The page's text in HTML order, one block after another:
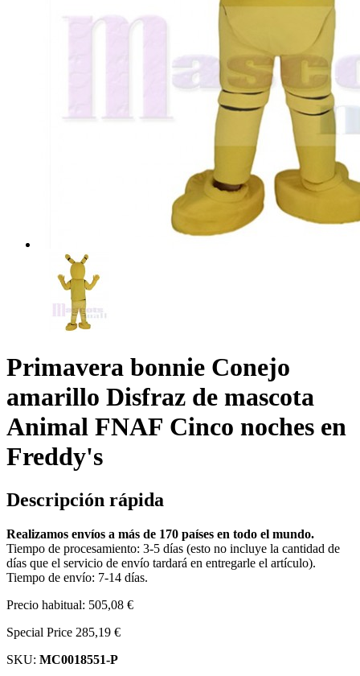
Primavera bonnie Conejo
amarillo Disfraz de mascota
Animal FNAF Cinco noches en
Freddy's
Descripción rápida
Realizamos envíos a más de 170 países en todo el mundo.
Tiempo de procesamiento: 3-5 días (esto no incluye la cantidad de
días que el servicio de envío tardará en entregarle el artículo).
Tiempo de envío: 7-14 días.
Precio habitual: 505,08 €
Special Price 285,19 €
SKU: MC0018551-P